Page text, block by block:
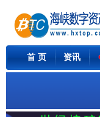
首 页 资讯